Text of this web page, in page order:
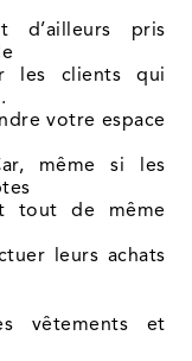
d’ailleurs pris
les clients qui
votre espace
même si les
tout de même
leurs achats
vêtements et